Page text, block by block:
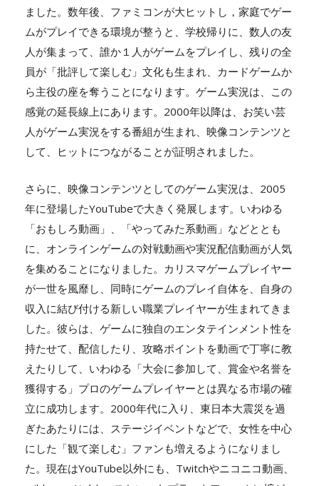
ました。数年後、ファミコンが大ヒットし，家庭でゲー
ムがプレイできる環境が整うと、学校帰りに、数人の友
人が集まって、誰か１人がゲームをプレイし、残りの全
員が「批評して楽しむ」文化も生まれ、カードゲームか
ら主役の座を奪うことになります。ゲーム実況は、この
感覚の延長線上にあります。2000年以降は、お笑い芸
人がゲーム実況をする番組が生まれ、映像コンテンツと
して、ヒットにつながることが証明されました。
さらに、映像コンテンツとしてのゲーム実況は、2005
年に登場したYouTubeで大きく発展します。いわゆる
「おもしろ動画」、「やってみた系動画」などととも
に、オンラインゲームの対戦動画や実況配信動画が人気
を集めることになりました。カリスマゲームプレイヤー
が一世を風靡し、同時にゲームのプレイ自体を、自身の
収入に結び付ける新しい職業プレイヤーが生まれてきま
した。彼らは、ゲームに独自のエンタテインメント性を
持たせて、配信したり、攻略ポイントを動画で丁寧に教
えたりして、いわゆる「大会に参加して、賞金や名誉を
獲得する」プロのゲームプレイヤーとは異なる市場の確
立に成功します。2000年代に入り、東日本大震災を過
ぎたあたりには、ステージイベントなどで、女性を中心
にした「観て楽しむ」ファンも増えるようになりまし
た。現在はYouTube以外にも、Twitchやニコニコ動画、